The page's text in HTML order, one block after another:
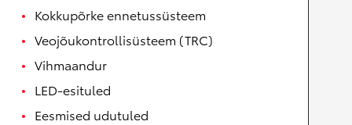
Kokkupõrke ennetussüsteem
Veojõukontrollisüsteem (TRC)
Vihmaandur
LED-esituled
Eesmised udutuled